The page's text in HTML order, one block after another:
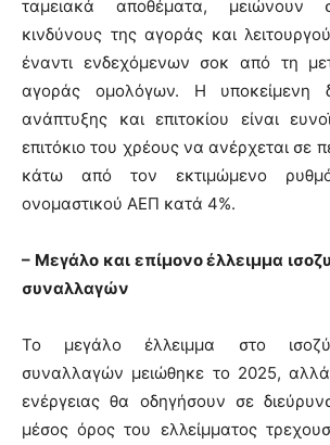
ταμειακά αποθέματα, μειώνουν
κινδύνους της αγοράς και
έναντι ενδεχόμενων σοκ από τη
αγοράς ομολόγων. Η υποκείμενη
ανάπτυξης και επιτοκίου είναι
επιτόκιο του χρέους να ανέρχεται σε
κάτω από τον εκτιμώμενο
ονομαστικού ΑΕΠ κατά 4%.
– Μεγάλο και επίμονο έλλειμμα
συναλλαγών
Το μεγάλο έλλειμμα στο
συναλλαγών μειώθηκε το 2025, αλλά
ενέργειας θα οδηγήσουν σε
μέσος όρος του ελλείμματος